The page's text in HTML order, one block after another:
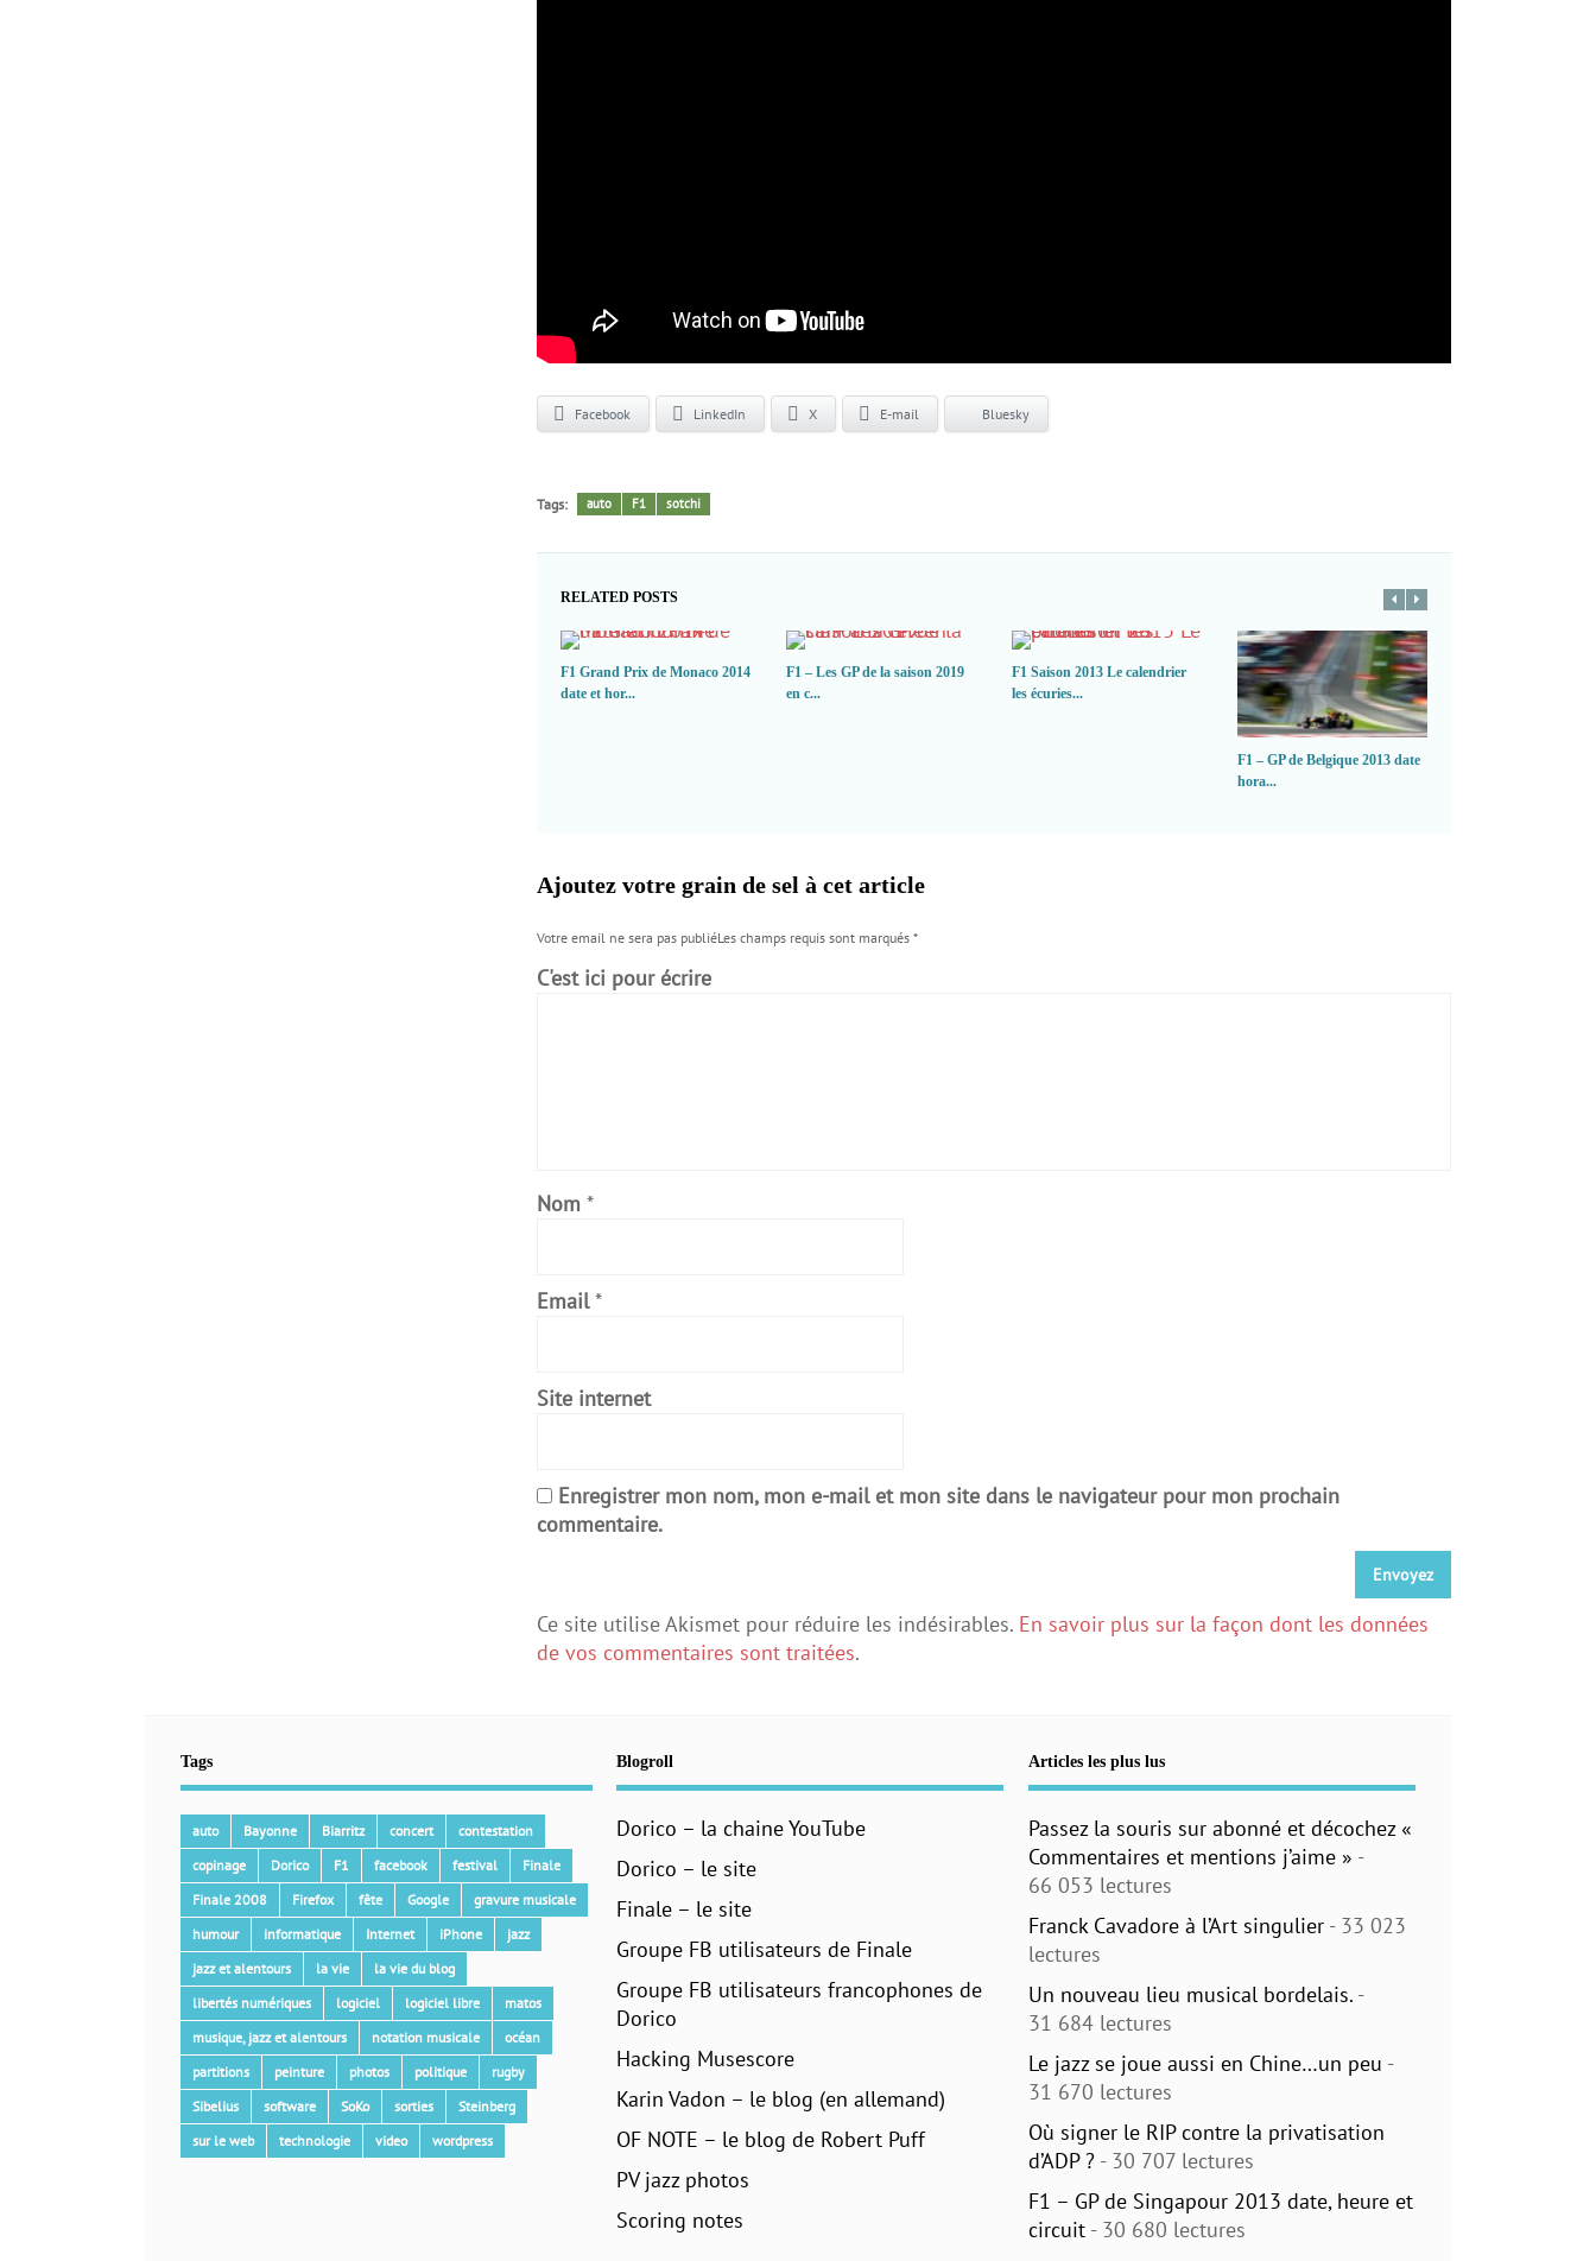
Facebook LinkedIn X E-mail Bluesky
Tags: auto F1 sotchi
RELATED POSTS
F1 Grand Prix de Monaco 2014
date et hor...
F1 – Les GP de la saison 2019
en c...
F1 Saison 2013 Le calendrier
les écuries...
F1 – GP de Belgique 2013 date
hora...
Ajoutez votre grain de sel à cet article
Votre email ne sera pas publiéLes champs requis sont marqués *
C'est ici pour écrire
Nom *
Email *
Site internet
Enregistrer mon nom, mon e-mail et mon site dans le navigateur pour mon prochain
commentaire.
Ce site utilise Akismet pour réduire les indésirables. En savoir plus sur la façon dont les données
de vos commentaires sont traitées.
Tags
auto Bayonne Biarritz concert
contestation
copinage
Dorico F1 facebook festival
Finale
Finale 2008
Firefox fête Google
gravure musicale
humour
informatique Internet iPhone
jazz
jazz et alentours
la vie
la vie du blog
libertés numériques
logiciel logiciel libre
matos
musique, jazz et alentours
notation musicale
océan
partitions
peinture photos politique
rugby
Sibelius
software SoKo sorties
Steinberg
sur le web
technologie video wordpress
Blogroll
Dorico – la chaine YouTube
Dorico – le site
Finale – le site
Groupe FB utilisateurs de Finale
Groupe FB utilisateurs francophones de
Dorico
Hacking Musescore
Karin Vadon – le blog (en allemand)
OF NOTE – le blog de Robert Puff
PV jazz photos
Scoring notes
Articles les plus lus
Passez la souris sur abonné et décochez «
Commentaires et mentions j’aime » -
66 053 lectures
Franck Cavadore à l’Art singulier - 33 023
lectures
Un nouveau lieu musical bordelais. -
31 684 lectures
Le jazz se joue aussi en Chine…un peu -
31 670 lectures
Où signer le RIP contre la privatisation
d’ADP ? - 30 707 lectures
F1 – GP de Singapour 2013 date, heure et
circuit - 30 680 lectures